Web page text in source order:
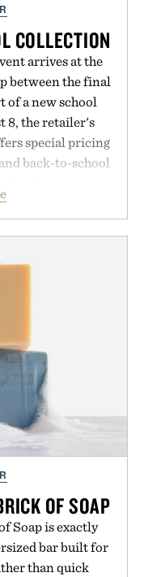
COLLECTION
arrives at the
between the final
of a new school
8, the retailer's
special pricing
back-to-school
broken-in
to versatile
is known for
seamlessly from
It's an ideal
pieces that will
ahead.
OF SOAP
Soap is exactly
bar built for
than quick